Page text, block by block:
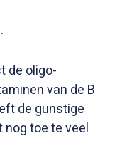
de oligo-
van de B
de gunstige
nog toe te veel